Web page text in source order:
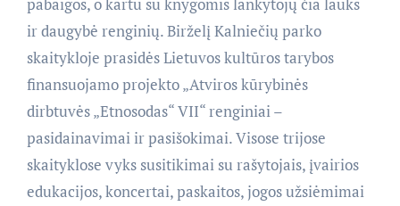
ir daugybė renginių. Birželį Kalniečių parko
skaitykloje prasidės Lietuvos kultūros tarybos
finansuojamo projekto „Atviros kūrybinės
dirbtuvės „Etnosodas“ VII“ renginiai –
pasidainavimai ir pasišokimai. Visose trijose
skaityklose vyks susitikimai su rašytojais, įvairios
edukacijos, koncertai, paskaitos, jogos užsiėmimai